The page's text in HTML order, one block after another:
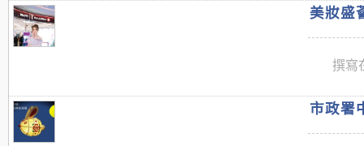
美妝盛
撰寫
市政署